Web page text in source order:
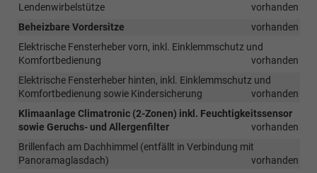
Lendenwirbelstütze
vorhanden
Beheizbare Vordersitze
vorhanden
Elektrische Fensterheber vorn, inkl. Einklemmschutz und
Komfortbedienung
vorhanden
Elektrische Fensterheber hinten, inkl. Einklemmschutz und
Komfortbedienung sowie Kindersicherung
vorhanden
Klimaanlage Climatronic (2-Zonen) inkl. Feuchtigkeitssensor
sowie Geruchs- und Allergenfilter
vorhanden
Brillenfach am Dachhimmel (entfällt in Verbindung mit
Panoramaglasdach)
vorhanden